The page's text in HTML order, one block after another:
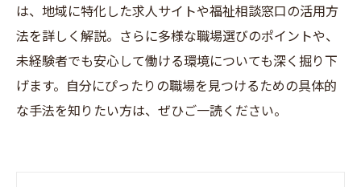
は、地域に特化した求人サイトや福祉相談窓口の活用方
法を詳しく解説。さらに多様な職場選びのポイントや、
未経験者でも安心して働ける環境についても深く掘り下
げます。自分にぴったりの職場を見つけるための具体的
な手法を知りたい方は、ぜひご一読ください。